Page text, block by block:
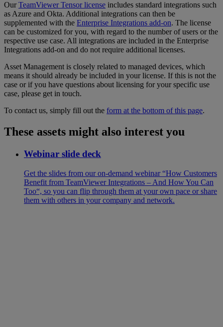
OurTeamViewer Tensor license includes standard integrations such
as Azure and Okta. Additional integrations can then be
supplemented with the Enterprise Integrations add-on. The license
can be customized for you, with regard to the number of users or the
respective use case. All integrations are included in the Enterprise
Integrations add-on and do not require additional licenses.
Asset Management is closely related to managed devices, which
means it should already be included in your license. If this is not the
case or if you have questions about licensing for your specific use
case, please get in touch.
To contact us, simply fill out the form at the bottom of this page.
These assets might also interest you
Webinar slide deck
Get the slides from our on-demand webinar “How Customers
Benefit from TeamViewer Integrations – And How You Can
Too“, so you can flip through them at your own pace or share
them with others in your company and network.